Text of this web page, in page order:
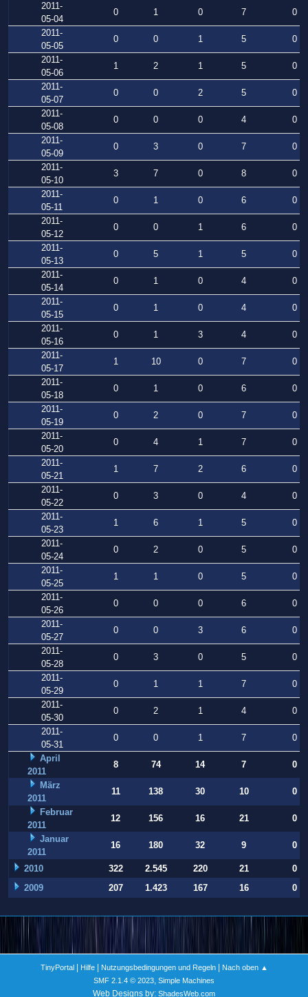
2011-
05-04
0 1 0 7
0
2011-
05-05
0 0 1 5
0
2011-
05-06
1 2 1 5
0
2011-
05-07
0 0 2 5
0
2011-
05-08
0 0 0 4
0
2011-
05-09
0 3 0 7
0
2011-
05-10
3 7 0 8
0
2011-
05-11
0 1 0 6
0
2011-
05-12
0 0 1 6
0
2011-
05-13
0 5 1 5
0
2011-
05-14
0 1 0 4
0
2011-
05-15
0 1 0 4
0
2011-
05-16
0 1 3 4
0
2011-
05-17
1 10 0 7
0
2011-
05-18
0 1 0 6
0
2011-
05-19
0 2 0 7
0
2011-
05-20
0 4 1 7
0
2011-
05-21
1 7 2 6
0
2011-
05-22
0 3 0 4
0
2011-
05-23
1 6 1 5
0
2011-
05-24
0 2 0 5
0
2011-
05-25
1 1 0 5
0
2011-
05-26
0 0 0 6
0
2011-
05-27
0 0 3 6
0
2011-
05-28
0 3 0 5
0
2011-
05-29
0 1 1 7
0
2011-
05-30
0 2 1 4
0
2011-
05-31
0 0 1 7
0
April
2011
8 74 14 7
0
März
2011
11 138 30 10
0
Februar
2011
12 156 16 21
0
Januar
2011
16 180 32 9 0
2010 322 2.545 220 21
0
2009
207 1.423 167 16 0
TinyPortal| Hilfe| Nutzungsbedingungen und Regeln|
Nach oben ▲
SMF 2.1.4 © 2023, Simple Machines
Web Designs by: ShadesWeb.com